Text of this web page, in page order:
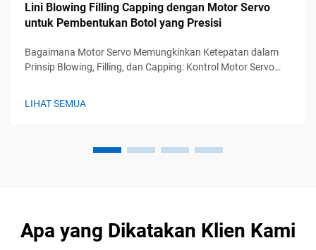
Lini Blowing Filling Capping dengan Motor Servo
untuk Pembentukan Botol yang Presisi
Bagaimana Motor Servo Memungkinkan Ketepatan dalam
Prinsip Blowing, Filling, dan Capping: Kontrol Motor Servo
LIHAT SEMUA
Apa yang Dikatakan Klien Kami